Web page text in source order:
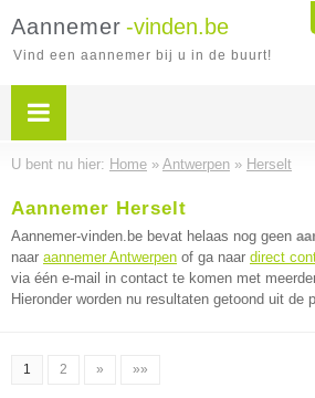
Aannemer -vinden.be
Vind een aannemer bij u in de buurt!
U bent nu hier: Home » Antwerpen » Herselt
Aannemer Herselt
Aannemer-vinden.be bevat helaas nog geen
naar aannemer Antwerpen of ga naar direct
via één e-mail in contact te komen met
Hieronder worden nu resultaten getoond uit de
1 2 » »»